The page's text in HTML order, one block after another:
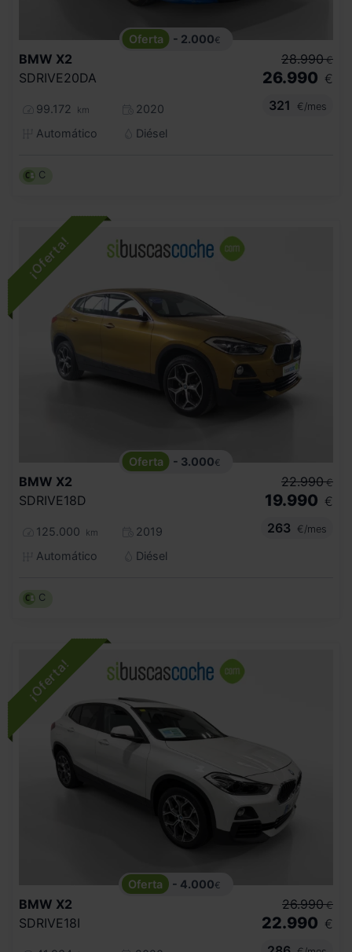
- 2.000€
BMW X2
SDRIVE20DA
99.172 km
2020
Automático
Diésel
28.990 €
26.990 €
321
€/mes
C
- 3.000€
BMW X2
SDRIVE18D
125.000 km
2019
Automático
Diésel
22.990 €
19.990 €
263
€/mes
C
- 4.000€
BMW X2
SDRIVE18I
26.990 €
22.990 €